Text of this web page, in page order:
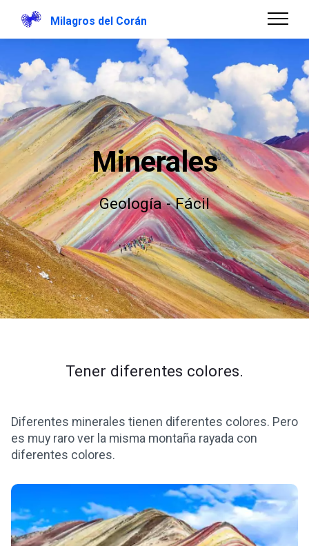
Milagros del Corán
Minerales
Geología - Fácil
Tener diferentes colores.
Diferentes minerales tienen diferentes colores. Pero
es muy raro ver la misma montaña rayada con
diferentes colores.